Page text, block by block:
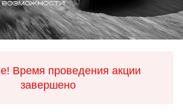
Время проведения акции
завершено